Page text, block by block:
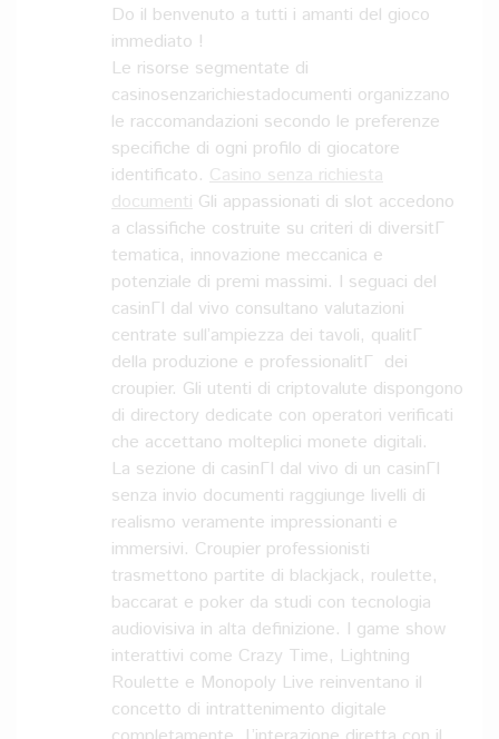
Do il benvenuto a tutti i amanti del gioco
immediato !
Le risorse segmentate di
casinosenzarichiestadocumenti organizzano
le raccomandazioni secondo le preferenze
specifiche di ogni profilo di giocatore
identificato. Casino senza richiesta
documenti Gli appassionati di slot accedono
a classifiche costruite su criteri di diversitГ
tematica, innovazione meccanica e
potenziale di premi massimi. I seguaci del
casinГІ dal vivo consultano valutazioni
centrate sull’ampiezza dei tavoli, qualitГ
della produzione e professionalitГ dei
croupier. Gli utenti di criptovalute dispongono
di directory dedicate con operatori verificati
che accettano molteplici monete digitali.
La sezione di casinГІ dal vivo di un casinГІ
senza invio documenti raggiunge livelli di
realismo veramente impressionanti e
immersivi. Croupier professionisti
trasmettono partite di blackjack, roulette,
baccarat e poker da studi con tecnologia
audiovisiva in alta definizione. I game show
interattivi come Crazy Time, Lightning
Roulette e Monopoly Live reinventano il
concetto di intrattenimento digitale